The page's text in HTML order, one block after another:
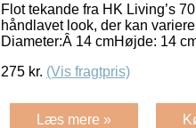
Flot tekande fra HK Living’s
håndlavet look, der kan
Diameter:Â 14 cmHøjde: 14
275 kr. (Vis fragtpris)
Læs mere »